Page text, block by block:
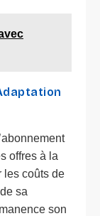
offres à la
les coûts de
sa
son